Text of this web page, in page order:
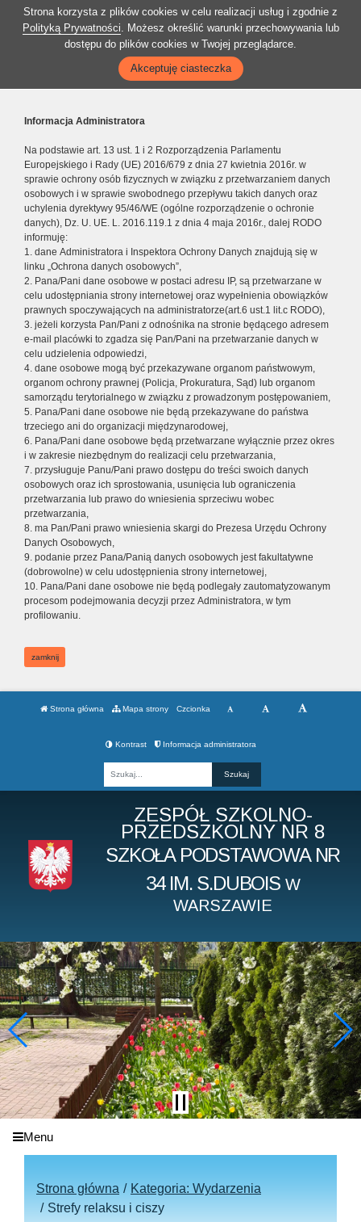
Strona korzysta z plików cookies w celu realizacji usług i zgodnie z
Polityką Prywatności. Możesz określić warunki przechowywania lub
dostępu do plików cookies w Twojej przeglądarce.
Akceptuję ciasteczka
Informacja Administratora
Na podstawie art. 13 ust. 1 i 2 Rozporządzenia Parlamentu
Europejskiego i Rady (UE) 2016/679 z dnia 27 kwietnia 2016r. w
sprawie ochrony osób fizycznych w związku z przetwarzaniem danych
osobowych i w sprawie swobodnego przepływu takich danych oraz
uchylenia dyrektywy 95/46/WE (ogólne rozporządzenie o ochronie
danych), Dz. U. UE. L. 2016.119.1 z dnia 4 maja 2016r., dalej RODO
informuję:
1. dane Administratora i Inspektora Ochrony Danych znajdują się w
linku „Ochrona danych osobowych”,
2. Pana/Pani dane osobowe w postaci adresu IP, są przetwarzane w
celu udostępniania strony internetowej oraz wypełnienia obowiązków
prawnych spoczywających na administratorze(art.6 ust.1 lit.c RODO),
3. jeżeli korzysta Pan/Pani z odnośnika na stronie będącego adresem
e-mail placówki to zgadza się Pan/Pani na przetwarzanie danych w
celu udzielenia odpowiedzi,
4. dane osobowe mogą być przekazywane organom państwowym,
organom ochrony prawnej (Policja, Prokuratura, Sąd) lub organom
samorządu terytorialnego w związku z prowadzonym postępowaniem,
5. Pana/Pani dane osobowe nie będą przekazywane do państwa
trzeciego ani do organizacji międzynarodowej,
6. Pana/Pani dane osobowe będą przetwarzane wyłącznie przez okres
i w zakresie niezbędnym do realizacji celu przetwarzania,
7. przysługuje Panu/Pani prawo dostępu do treści swoich danych
osobowych oraz ich sprostowania, usunięcia lub ograniczenia
przetwarzania lub prawo do wniesienia sprzeciwu wobec
przetwarzania,
8. ma Pan/Pani prawo wniesienia skargi do Prezesa Urzędu Ochrony
Danych Osobowych,
9. podanie przez Pana/Panią danych osobowych jest fakultatywne
(dobrowolne) w celu udostępnienia strony internetowej,
10. Pana/Pani dane osobowe nie będą podlegały zautomatyzowanym
procesom podejmowania decyzji przez Administratora, w tym
profilowaniu.
zamknij
Strona główna Mapa strony Czcionka
Kontrast Informacja administratora
ZESPÓŁ SZKOLNO-
PRZEDSZKOLNY NR 8
SZKOŁA PODSTAWOWA NR
34 IM. S.DUBOIS W
WARSZAWIE
Menu
Strona główna
Kategoria: Wydarzenia
Strefy relaksu i ciszy